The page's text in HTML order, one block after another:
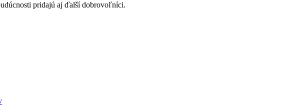
pridajú aj ďalší dobrovoľníci.